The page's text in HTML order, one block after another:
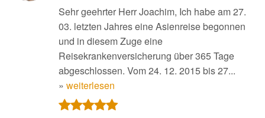
Sehr geehrter Herr Joachim, Ich habe am 27.
03. letzten Jahres eine Asienreise begonnen
und in diesem Zuge eine
Reisekrankenversicherung über 365 Tage
abgeschlossen. Vom 24. 12. 2015 bis 27...
» weiterlesen